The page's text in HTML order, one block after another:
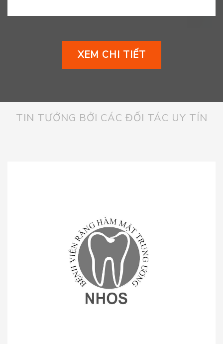
XEM CHI TIẾT
TIN TƯỞNG BỞI CÁC ĐỐI TÁC UY TÍN